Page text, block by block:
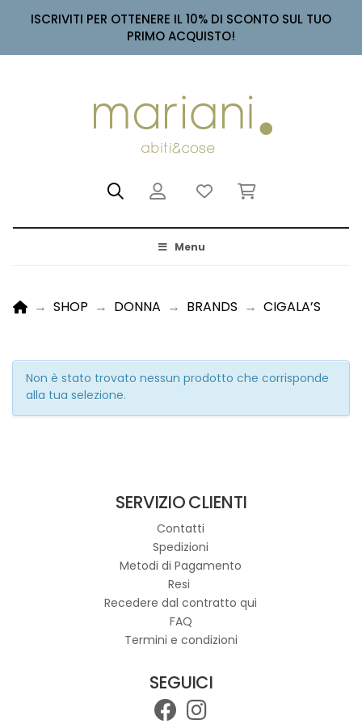
ISCRIVITI PER OTTENERE IL 10% DI SCONTO SUL TUO
PRIMO ACQUISTO!
Menu
HOME
→ SHOP → DONNA → BRANDS → CIGALA’S
Non è stato trovato nessun prodotto che corrisponde
alla tua selezione.
SERVIZIO CLIENTI
Contatti
Spedizioni
Metodi di Pagamento
Resi
Recedere dal contratto qui
FAQ
Termini e condizioni
SEGUICI